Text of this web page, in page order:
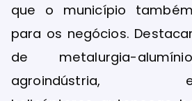
que o município
para os negócios.
de metalurgia-
agroindústria,